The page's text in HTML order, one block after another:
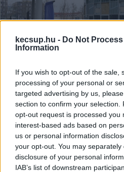
kecsup.hu - Do Not
Information
If you wish to opt-out of the sale,
processing of your personal or
targeted advertising by us,
section to confirm your selection.
opt-out request is processed you
interest-based ads based on
us or personal information
your opt-out. You may
disclosure of your personal
IAB’s list of downstream
Az egyetemi
támogatást kap
amennyit a
kér az épületek
Kérdés, ez még hány milliárd
40-50 milliárd? Az épületek
készültségi szinten vannak.